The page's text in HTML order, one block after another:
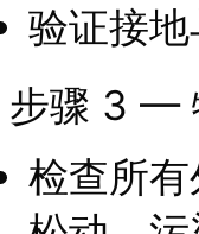
验证接
步骤 3 —
检查所